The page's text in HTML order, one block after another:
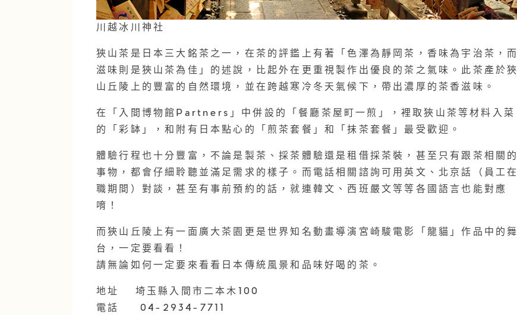
川越冰川神社
狹山茶是日本三大銘茶之一 ，在茶的評鑑上有著「色澤為靜岡茶，香味為宇治茶，而
滋味則是狹山茶為佳」的述說，比起外在更重視製作出優良的茶之氣味。此茶產於狹
山丘陵 上的豐富的自然環境，並在跨越寒冷冬天氣候下，帶出濃厚的茶香滋味。
在「入間博物館Partners」中併設的「餐廳茶屋町一煎」
，裡取狹山茶等材料入菜
的「彩缽」
，和附有日本點心的「煎茶套餐」和「抹茶套餐」最受歡迎。
體驗行程也十分豐富，不論是製茶、採茶體驗還是租借採茶裝，甚至只有跟茶相關的
事物，都會仔細聆聽並滿足需求的樣子。而電話相關諮詢可用英文、北京話（員工在
職期間）對談，甚至有事前預約的話，就連韓文、西班嚴文等等各國語言也能對應
唷！
而狹山丘陵上有一面廣大茶園更是世界知名動畫導演宮崎駿電影「龍貓」作品中的舞
台，一定要看看！
請無論如何一定要來看看日本傳統風景和品味好喝的茶。
地址 埼玉縣入間市二本木
100
電話 04-2934-7711